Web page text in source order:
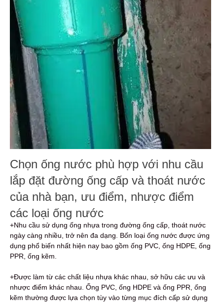
Chọn ống nước phù hợp với nhu cầu
lắp đặt đường ống cấp và thoát nước
của nhà bạn, ưu điểm, nhược điểm
các loại ống nước
+Nhu cầu sử dụng ống nhựa trong đường ống cấp, thoát nước
ngày càng nhiều, trở nên đa dạng. Bốn loại ống nước được ứng
dụng phổ biến nhất hiện nay bao gồm ống PVC, ống HDPE, ống
PPR, ống kẽm.
+Được làm từ các chất liệu nhựa khác nhau, sở hữu các ưu và
nhược điểm khác nhau. Ống PVC, ống HDPE và ống PPR, ống
kẽm thường được lựa chọn tùy vào từng mục đích cấp sử dụng